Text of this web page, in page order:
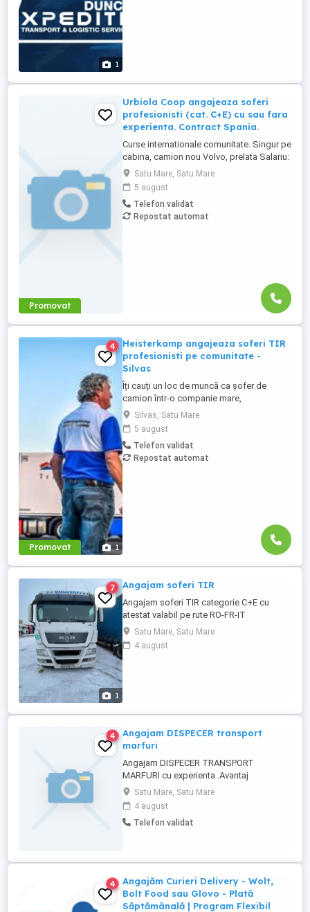
1
Promovat
Urbiola Coop angajeaza soferi
profesionisti (cat. C+E) cu sau fara
experienta. Contract Spania.
Curse internationale comunitate. Singur pe
cabina, camion nou Volvo, prelata Salariu:
2700 luna net 12.000 km (garantat) Prima
0,06 camion km extra peste 12000 km; +
100 prima la angajare pt. ADR; + 300 prima
pentru 6 luni lucrate; + 300 prima pentru 9
luni lucrate; + 300 prima pentru 12 luni
Satu Mare, Satu Mare
5 august
Telefon validat
Repostat automat
Promovat 1
4
Heisterkamp angajeaza soferi TIR
profesionisti pe comunitate -
Silvas
Îți cauți un loc de muncă ca șofer de
camion într-o companie mare,
internațională și stabilă? Atunci vino în
echipa Heisterkamp! Angajăm șoferi cu
sau fără experiență și echipaje pentru
transport internațional. Beneficii: training
de inițiere la începutul activității în cadrul
Silvas, Satu Mare
5 august
Telefon validat
Repostat automat
1
7 Angajam soferi TIR
Angajam soferi TIR categorie C+E cu
atestat valabil pe rute RO-FR-IT
Satu Mare, Satu Mare
4 august
4
Angajam DISPECER transport
marfuri
Angajam DISPECER TRANSPORT
MARFURI cu experienta .Avantaj
cunoasterea limbii engleze si maghiare.
Salariu atractiv .
Satu Mare, Satu Mare
4 august
Telefon validat
4
Angajăm Curieri Delivery - Wolt,
Bolt Food sau Glovo - Plată
Săptămânală | Program Flexibil